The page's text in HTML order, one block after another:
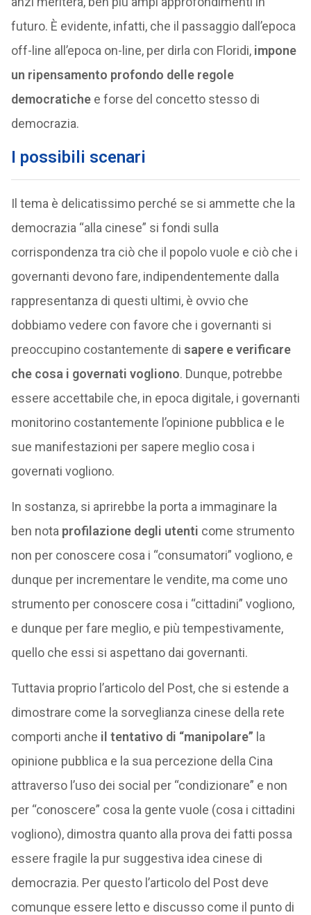
futuro. È evidente, infatti, che il passaggio dall’epoca
off-line all’epoca on-line, per dirla con Floridi,impone
un ripensamento profondo delle regole
democratichee forse del concetto stesso di
democrazia.
I possibili scenari
Il tema è delicatissimo perché se si ammette che la
democrazia “alla cinese” si fondi sulla
corrispondenza tra ciò che il popolo vuole e ciò che i
governanti devono fare, indipendentemente dalla
rappresentanza di questi ultimi, è ovvio che
dobbiamo vedere con favore che i governanti si
preoccupino costantemente di sapere e verificare
che cosa i governati vogliono. Dunque, potrebbe
essere accettabile che, in epoca digitale, i governanti
monitorino costantemente l’opinione pubblica e le
sue manifestazioni per sapere meglio cosa i
governati vogliono.
In sostanza, si aprirebbe la porta a immaginare la
ben nota profilazione degli utenti come strumento
non per conoscere cosa i “consumatori” vogliono, e
dunque per incrementare le vendite, ma come uno
strumento per conoscere cosa i “cittadini” vogliono,
e dunque per fare meglio, e più tempestivamente,
quello che essi si aspettano dai governanti.
Tuttavia proprio l’articolo del Post, che si estende a
dimostrare come la sorveglianza cinese della rete
comporti anche il tentativo di “manipolare” la
opinione pubblica e la sua percezione della Cina
attraverso l’uso dei social per “condizionare” e non
per “conoscere” cosa la gente vuole (cosa i cittadini
vogliono), dimostra quanto alla prova dei fatti possa
essere fragile la pur suggestiva idea cinese di
democrazia. Per questo l’articolo del Post deve
comunque essere letto e discusso come il punto di